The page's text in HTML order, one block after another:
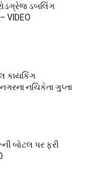
ડબલિંગ
VIDEO
કાયકિંગ
નચિકેતા ગુપ્તા
બોટલ પર ફરી